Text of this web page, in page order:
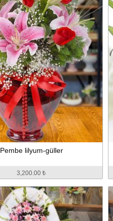
Pembe lilyum-güller
3,200.00 ₺